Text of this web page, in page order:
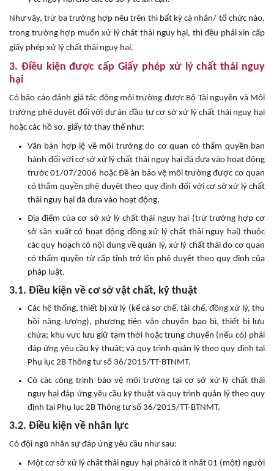
Như vậy, trừ ba trường hợp nêu trên thì bất kỳ cá nhân/ tổ chức nào,
trong trường hợp muốn xử lý chất thải nguy hại, thì đều phải xin cấp
giấy phép xử lý chất thải nguy hại.
3. Điều kiện được cấp Giấy phép xử lý chất thải nguy
hại
Có báo cáo đánh giá tác động môi trường được Bộ Tài nguyên và Môi
trường phê duyệt đối với dự án đầu tư cơ sở xử lý chất thải nguy hại
hoặc các hồ sơ, giấy tờ thay thế như:
Văn bản hợp lệ về môi trường do cơ quan có thẩm quyền ban
hành đối với cơ sở xử lý chất thải nguy hại đã đưa vào hoạt động
trước 01/07/2006 hoặc Đề án bảo vệ môi trường được cơ quan
có thẩm quyền phê duyệt theo quy định đối với cơ sở xử lý chất
thải nguy hại đã đưa vào hoạt động.
Địa điểm của cơ sở xử lý chất thải nguy hại (trừ trường hợp cơ
sở sản xuất có hoạt động đồng xử lý chất thải nguy hại) thuộc
các quy hoạch có nội dung về quản lý, xử lý chất thải do cơ quan
có thẩm quyền từ cấp tỉnh trở lên phê duyệt theo quy định của
pháp luật.
3.1. Điều kiện về cơ sở vật chất, kỹ thuật
Các hệ thống, thiết bị xử lý (kể cả sơ chế, tái chế, đồng xử lý, thu
hồi năng lượng), phương tiện vận chuyển bao bì, thiết bị lưu
chứa; khu vực lưu giữ tạm thời hoặc trung chuyển (nếu có) phải
đáp ứng yêu cầu kỹ thuật; và quy trình quản lý theo quy định tại
Phụ lục 2B Thông tư số 36/2015/TT-BTNMT.
Có các công trình bảo vệ môi trường tại cơ sở xử lý chất thải
nguy hại đáp ứng yêu cầu kỹ thuật và quy trình quản lý theo quy
định tại Phụ lục 2B Thông tư số 36/2015/TT-BTNMT.
3.2. Điều kiện về nhân lực
Có đội ngũ nhân sự đáp ứng yêu cầu như sau:
Một cơ sở xử lý chất thải nguy hại phải có ít nhất 01 (một) người